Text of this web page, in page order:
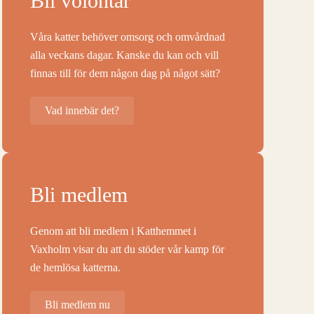
Våra katter behöver omsorg och omvårdnad
alla veckans dagar. Kanske du kan och vill
finnas till för dem någon dag på något sätt?
Vad innebär det?
Bli medlem
Genom att bli medlem i Katthemmet i
Vaxholm visar du att du stöder vår kamp för
de hemlösa katterna.
Bli medlem nu